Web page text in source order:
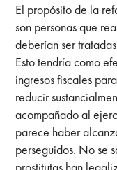
El propósito de la
son personas que
deberían ser
Esto tendría como
ingresos fiscales
reducir
acompañado al
parece haber
perseguidos. No se
prostitutas han